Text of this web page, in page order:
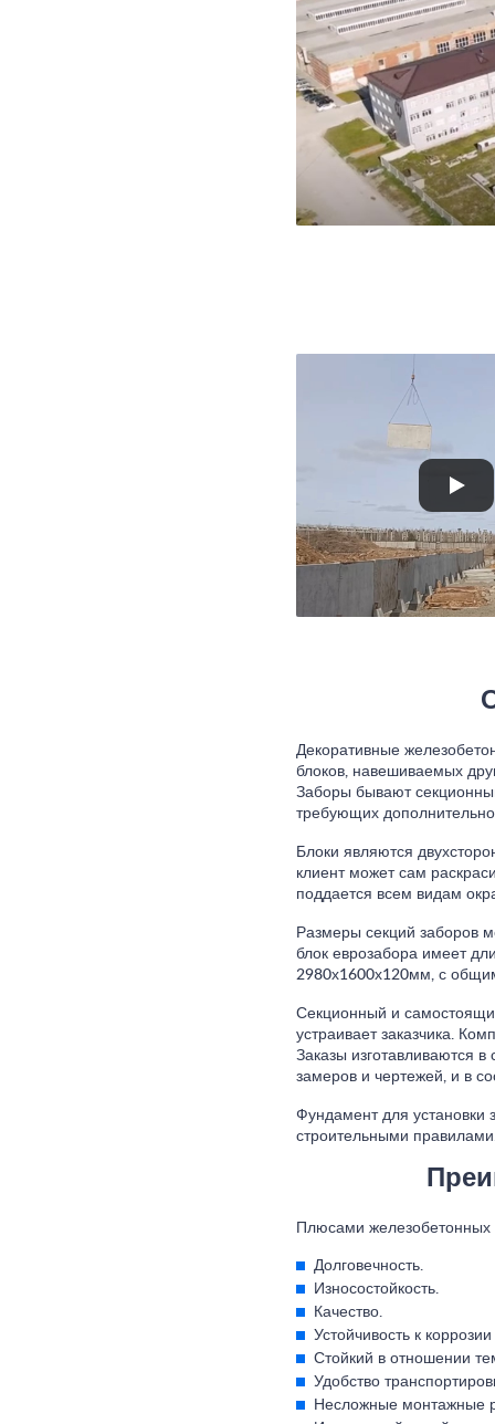
Декоративные
блоков, навешиваемых
Заборы бывают
требующих
Блоки являются
клиент может сам
поддается всем видам
Размеры секций заборов
блок еврозабора имеет
2980х1600х120мм, с
Секционный и
устраивает заказчика.
Заказы изготавливаются
замеров и чертежей, и в
Фундамент для установки
строительными
Плюсами
Долговечность.
Износостойкость.
Качество.
Устойчивость к
Стойкий в отношении
Удобство
Несложные монтажные